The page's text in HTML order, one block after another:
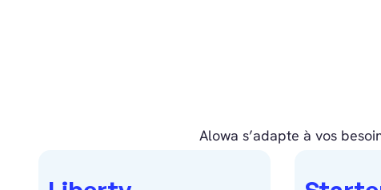
Alowa s’adapte à vos